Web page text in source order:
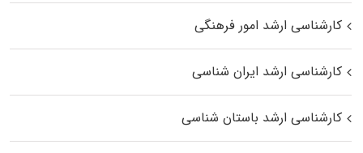
کارشناسی ارشد امور فرهنگی
کارشناسی ارشد ایران شناسی
کارشناسی ارشد باستان شناسی